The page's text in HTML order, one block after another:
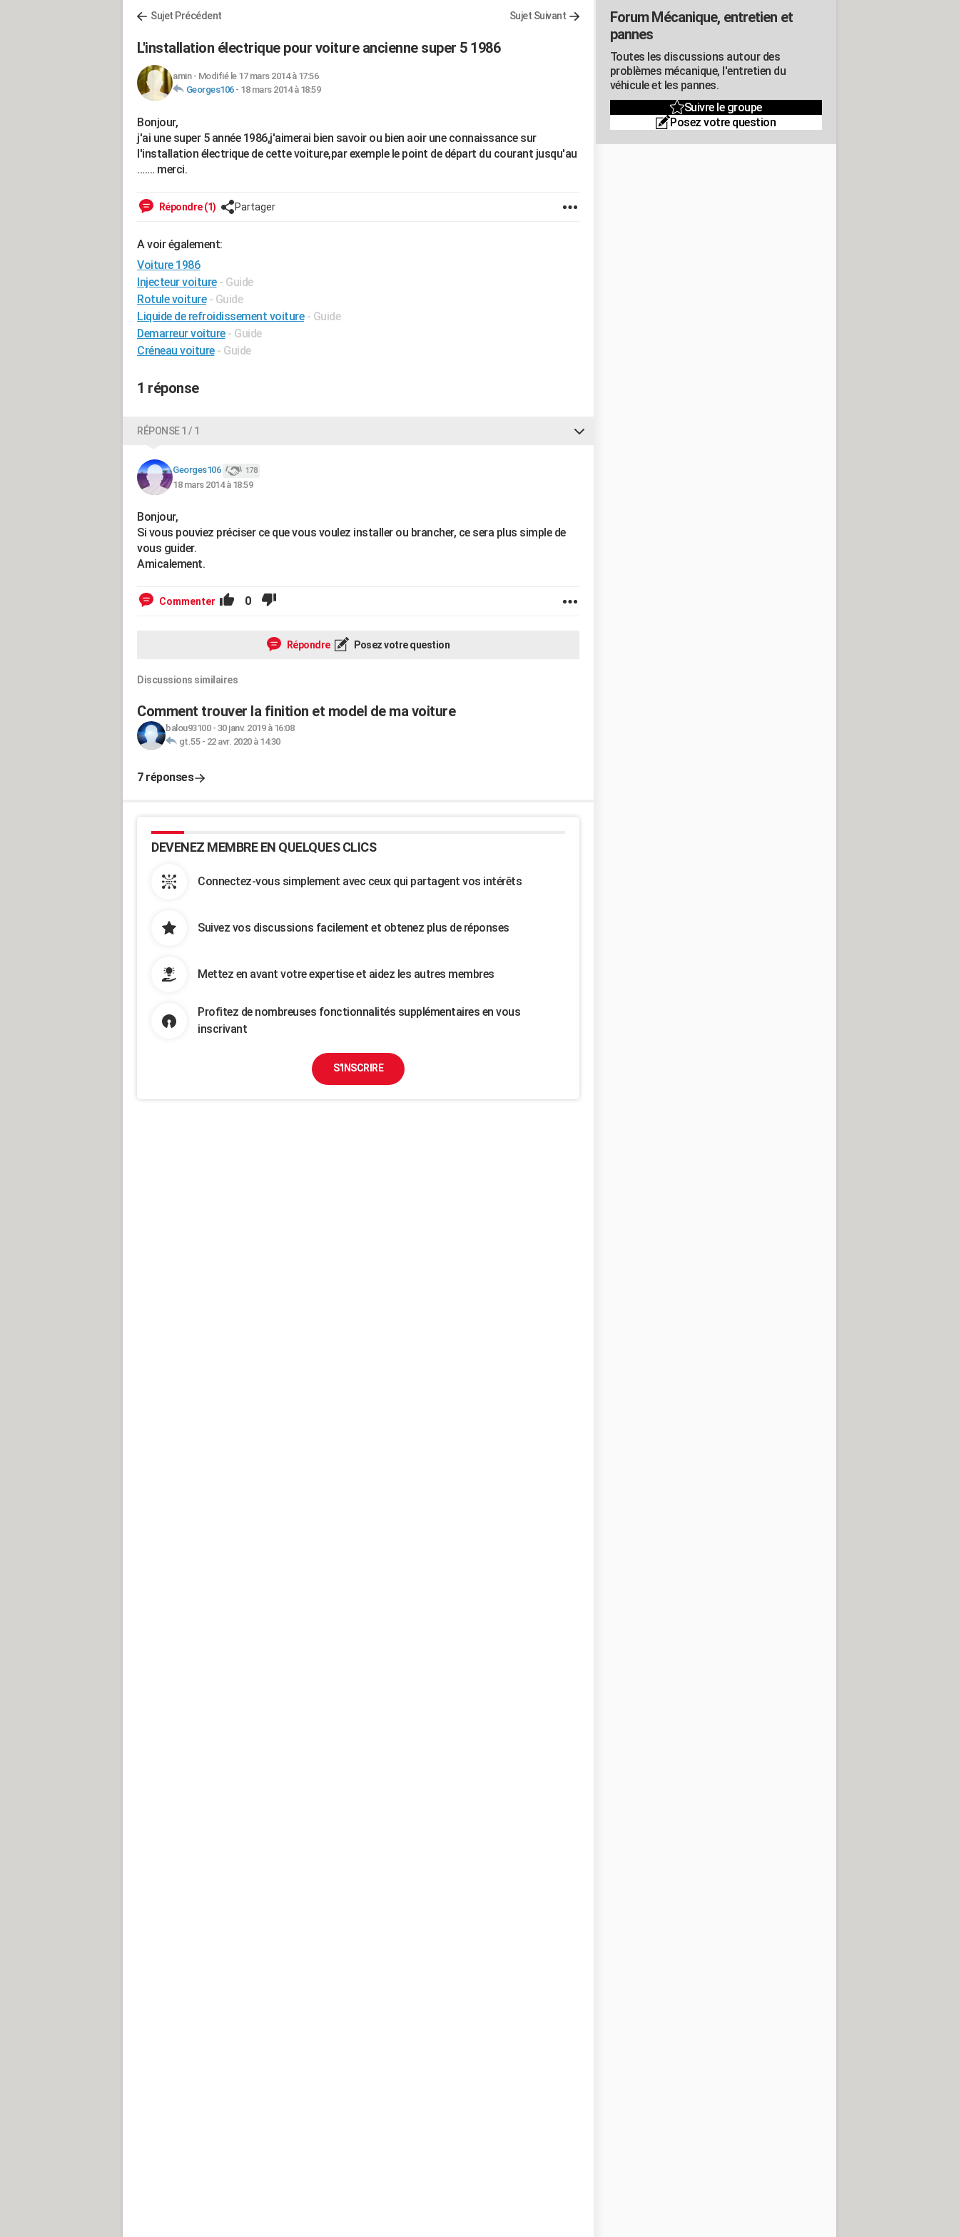
Sujet Précédent Sujet Suivant
L'installation électrique pour voiture ancienne super 5 1986
amin- Modifié le 17 mars 2014 à 17:56
Georges106- 18 mars 2014 à 18:59
Bonjour,
j'ai une super 5 année 1986,j'aimerai bien savoir ou bien aoir une connaissance sur
l'installation électrique de cette voiture,par exemple le point de départ du courant jusqu'au
....... merci.
Répondre (1) Partager
A voir également:
Voiture 1986
Injecteur voiture - Guide
Rotule voiture - Guide
Liquide de refroidissement voiture - Guide
Demarreur voiture - Guide
Créneau voiture - Guide
1 réponse
RÉPONSE 1 / 1
Georges106 178
18 mars 2014 à 18:59
Bonjour,
Si vous pouviez préciser ce que vous voulez installer ou brancher, ce sera plus simple de
vous guider.
Amicalement.
Commenter 0
Répondre Posez votre question
Discussions similaires
Comment trouver la finition et model de ma voiture
balou93100- 30 janv. 2019 à 16:08
gt.55- 22 avr. 2020 à 14:30
7 réponses
DEVENEZ MEMBRE EN QUELQUES CLICS
Connectez-vous simplement avec ceux qui partagent vos intérêts
Suivez vos discussions facilement et obtenez plus de réponses
Mettez en avant votre expertise et aidez les autres membres
Profitez de nombreuses fonctionnalités supplémentaires en vous
inscrivant
S'INSCRIRE
Forum Mécanique, entretien et
pannes
Toutes les discussions autour des
problèmes mécanique, l'entretien du
véhicule et les pannes.
Suivre le groupe
Posez votre question